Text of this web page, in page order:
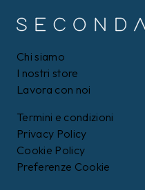
Chi siamo
I nostri store
Lavora con noi
Termini e condizioni
Privacy Policy
Cookie Policy
Preferenze Cookie